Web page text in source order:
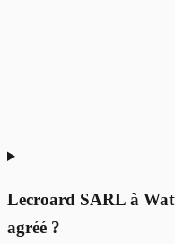
Lecroard SARL à
agréé ?